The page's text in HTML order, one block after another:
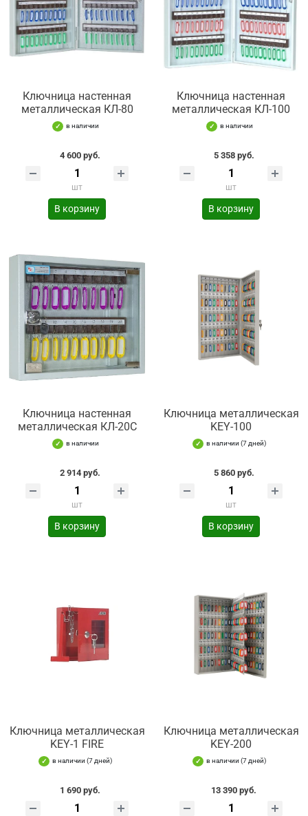
Ключница настенная
металлическая КЛ-80
в наличии
4 600 руб.
шт
В корзину
Ключница настенная
металлическая КЛ-100
в наличии
5 358 руб.
шт
В корзину
Ключница настенная
металлическая КЛ-20С
в наличии
2 914 руб.
шт
В корзину
Ключница металлическая
KEY-100
в наличии (7 дней)
5 860 руб.
шт
В корзину
Ключница металлическая
KEY-1 FIRE
в наличии (7 дней)
1 690 руб.
Ключница металлическая
KEY-200
в наличии (7 дней)
13 390 руб.